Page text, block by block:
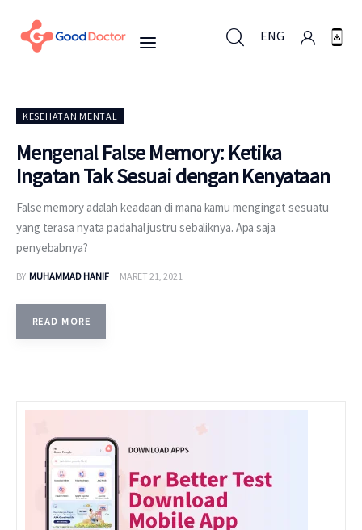
ENG
Untuk Bisnis
Untuk Anda
Berita
Layanan
KESEHATAN MENTAL
Mengenal False Memory: Ketika
Ingatan Tak Sesuai dengan Kenyataan
False memory adalah keadaan di mana kamu mengingat sesuatu
yang terasa nyata padahal justru sebaliknya. Apa saja
penyebabnya?
BY MUHAMMAD HANIF MARET 21, 2021
READ MORE